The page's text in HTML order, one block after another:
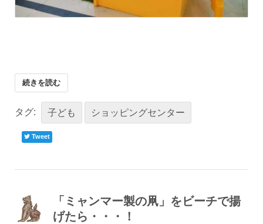
続きを読む
タグ: 子ども ショッピングセンター
Tweet
「ミャンマー製の凧」をビーチで揚
げたら・・・！